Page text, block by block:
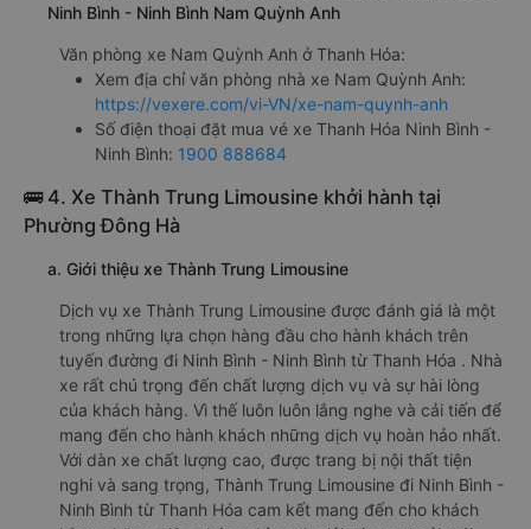
Ninh Bình - Ninh Bình Nam Quỳnh Anh
Văn phòng xe Nam Quỳnh Anh ở Thanh Hóa:
Xem địa chỉ văn phòng nhà xe Nam Quỳnh Anh:
https://vexere.com/vi-VN/xe-nam-quynh-anh
Số điện thoại đặt mua vé xe Thanh Hóa Ninh Bình -
Ninh Bình: 1900 888684
🚌 4. Xe Thành Trung Limousine khởi hành tại
Phường Đông Hà
a. Giới thiệu xe Thành Trung Limousine
Dịch vụ xe Thành Trung Limousine được đánh giá là một
trong những lựa chọn hàng đầu cho hành khách trên
tuyến đường đi Ninh Bình - Ninh Bình từ Thanh Hóa . Nhà
xe rất chú trọng đến chất lượng dịch vụ và sự hài lòng
của khách hàng. Vì thế luôn luôn lắng nghe và cải tiến để
mang đến cho hành khách những dịch vụ hoàn hảo nhất.
Với dàn xe chất lượng cao, được trang bị nội thất tiện
nghi và sang trọng, Thành Trung Limousine đi Ninh Bình -
Ninh Bình từ Thanh Hóa cam kết mang đến cho khách